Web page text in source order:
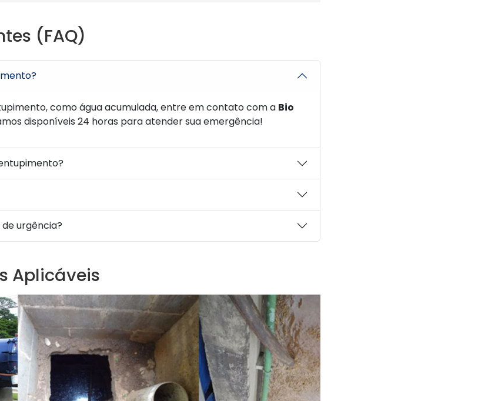
(FAQ)
como água acumulada, entre em contato com a Bio
disponíveis 24 horas para atender sua emergência!
urgência?
Aplicáveis